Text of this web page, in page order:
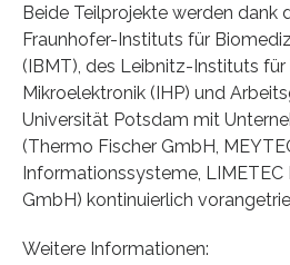
Beide Teilprojekte werden dank
Fraunhofer-Instituts für
(IBMT), des Leibnitz-Instituts
Mikroelektronik (IHP) und
Universität Potsdam mit
(Thermo Fischer GmbH,
Informationssysteme,
GmbH) kontinuierlich
Weitere Informationen: